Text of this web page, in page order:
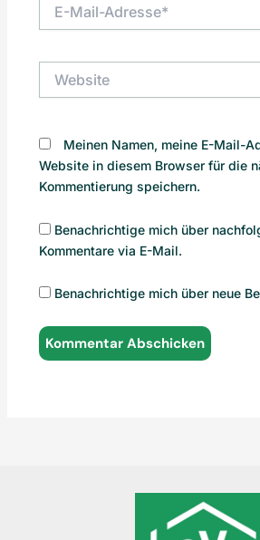
Mail-
Meinen Namen, meine E-Mail-
Website in diesem Browser für die
Kommentierung speichern.
Benachrichtige mich über
Kommentare via E-Mail.
Benachrichtige mich über neue